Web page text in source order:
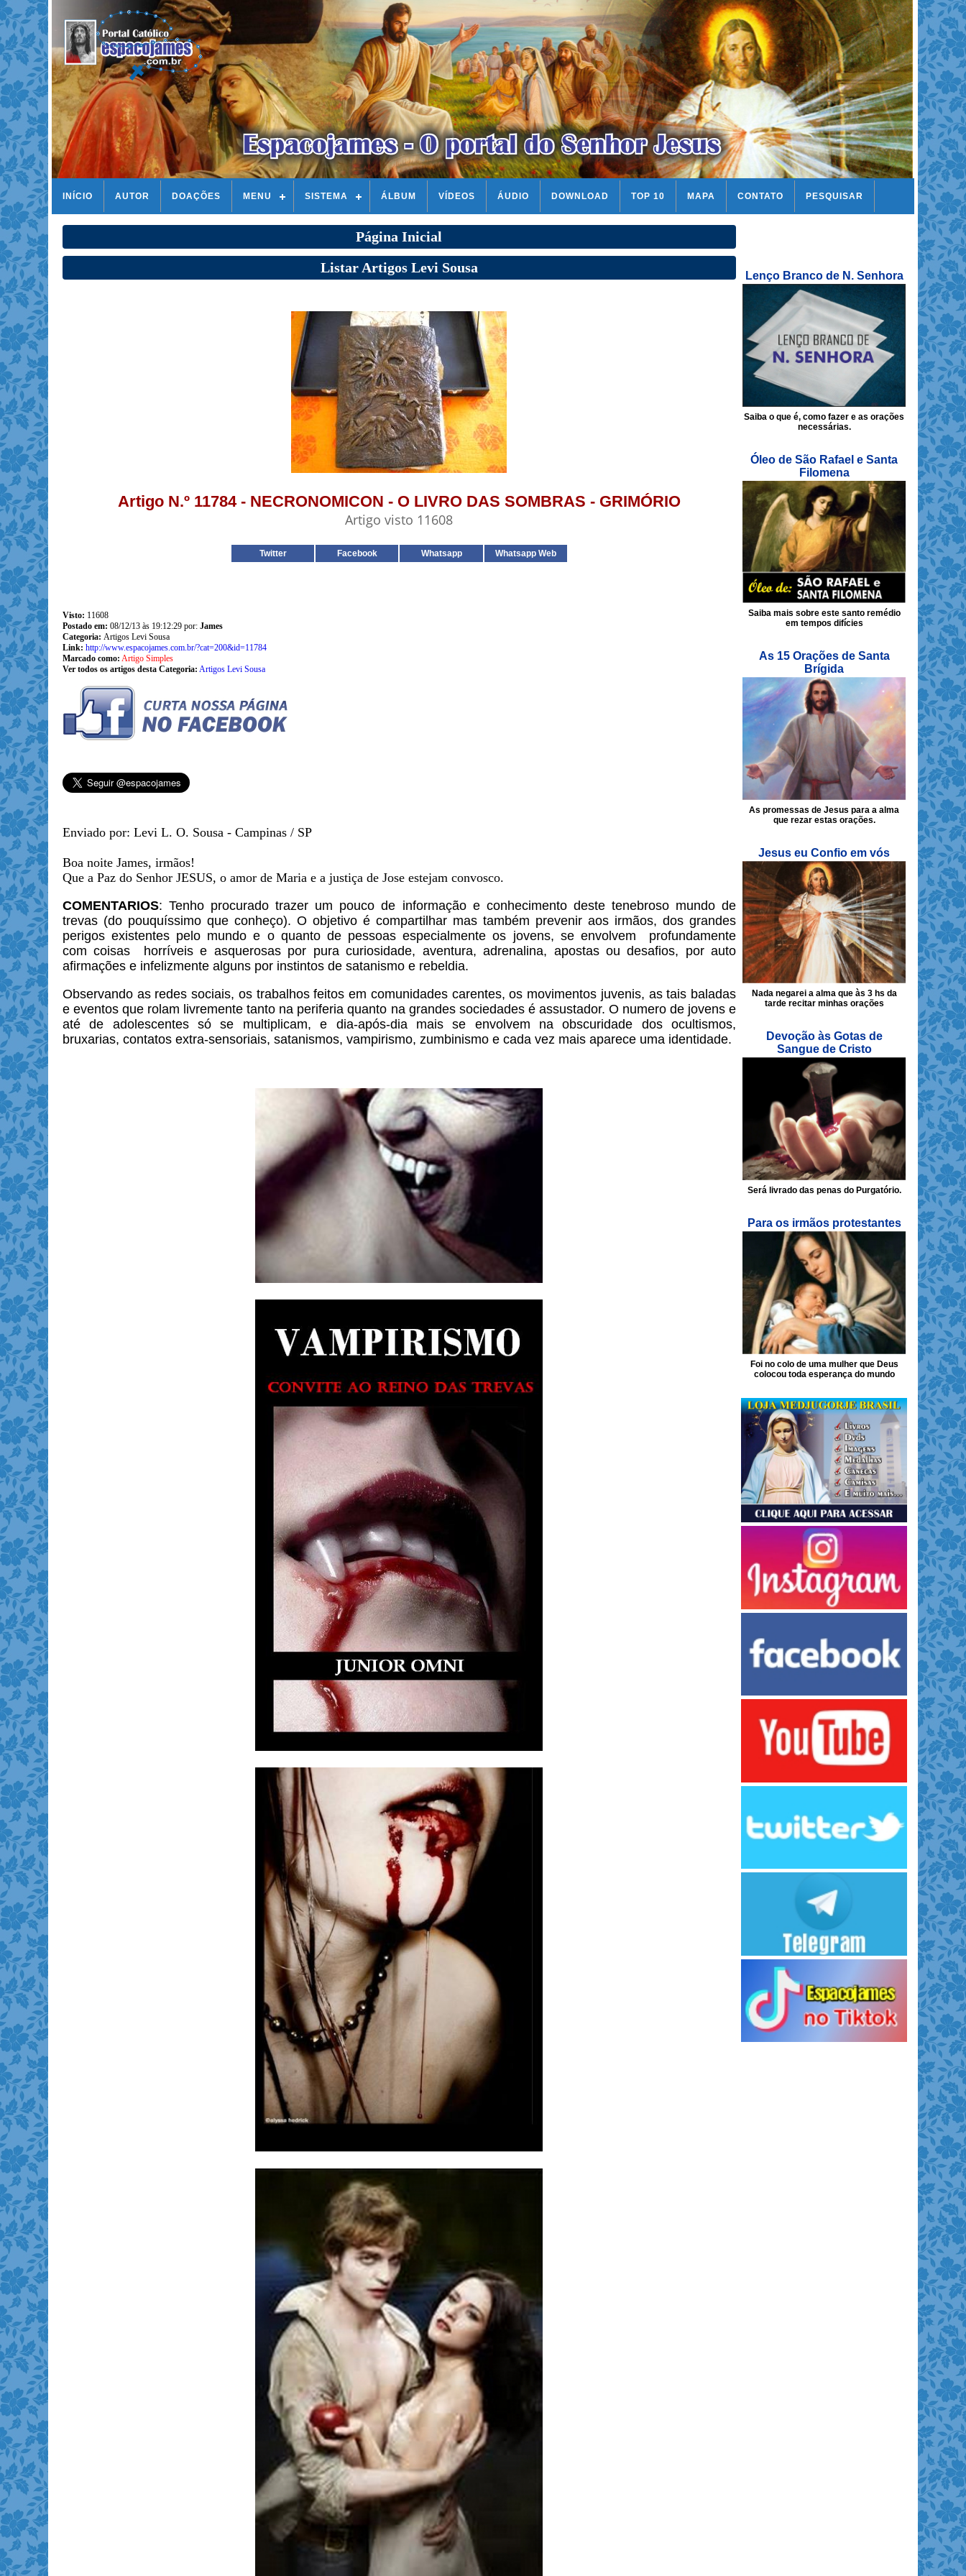
INÍCIO AUTOR DOAÇÕES MENU SISTEMA ÁLBUM VÍDEOS ÁUDIO DOWNLOAD TOP 10 MAPA CONTATO PESQUISAR
Página Inicial
Listar Artigos Levi Sousa
Artigo N.º 11784 - NECRONOMICON - O LIVRO DAS SOMBRAS - GRIMÓRIO
Artigo visto 11608
Twitter Facebook Whatsapp Whatsapp Web
Visto: 11608
Postado em: 08/12/13 às 19:12:29 por: James
Categoria: Artigos Levi Sousa
Link: http://www.espacojames.com.br/?cat=200&id=11784
Marcado como: Artigo Simples
Ver todos os artigos desta Categoria: Artigos Levi Sousa
Enviado por: Levi L. O. Sousa - Campinas / SP
Boa noite James, irmãos!
Que a Paz do Senhor JESUS, o amor de Maria e a justiça de Jose estejam convosco.
COMENTARIOS: Tenho procurado trazer um pouco de informação e conhecimento deste tenebroso mundo de
trevas (do pouquíssimo que conheço). O objetivo é compartilhar mastambém prevenir aos irmãos, dos grandes
perigos existentes pelo mundo e o quanto de pessoas especialmente os jovens, se envolvem profundamente
comcoisas horríveis e asquerosas por pura curiosidade, aventura, adrenalina, apostas ou desafios, por auto
afirmações e infelizmente alguns por instintos de satanismo e rebeldia.
Observando as redes sociais, os trabalhos feitos em comunidades carentes, os movimentos juvenis, as tais baladas
e eventos que rolam livremente tanto na periferia quanto na grandes sociedades é assustador. O numero de jovens e
até de adolescentes só se multiplicam, e dia-após-dia mais se envolvem na obscuridade dos ocultismos,
bruxarias, contatos extra-sensoriais, satanismos, vampirismo, zumbinismo e cada vez mais aparece uma identidade.
Lenço Branco de N. Senhora
Saiba o que é, como fazer e as orações
necessárias.
Óleo de São Rafael e Santa
Filomena
Saiba mais sobre este santo remédio
em tempos difícies
As 15 Orações de Santa
Brígida
As promessas de Jesus para a alma
que rezar estas orações.
Jesus eu Confio em vós
Nada negarei a alma que às 3 hs da
tarde recitar minhas orações
Devoção às Gotas de
Sangue de Cristo
Será livrado das penas do Purgatório.
Para os irmãos protestantes
Foi no colo de uma mulher que Deus
colocou toda esperança do mundo